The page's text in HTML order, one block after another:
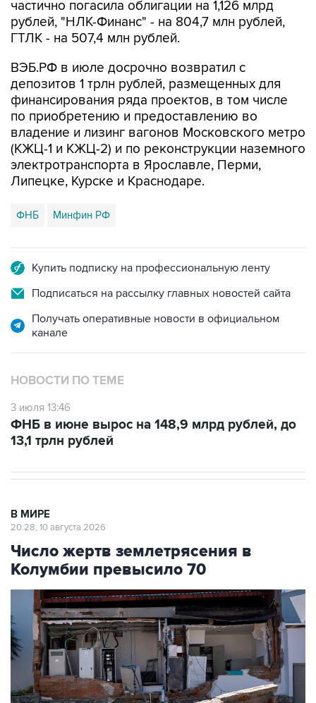
частично погасила облигации на 1,126 млрд
рублей, "НЛК-Финанс" - на 804,7 млн рублей,
ГТЛК - на 507,4 млн рублей.
ВЭБ.РФ в июле досрочно возвратил с
депозитов 1 трлн рублей, размещенных для
финансирования ряда проектов, в том числе
по приобретению и предоставлению во
владение и лизинг вагонов Московского метро
(КЖЦ-1 и КЖЦ-2) и по реконструкции наземного
электротранспорта в Ярославле, Перми,
Липецке, Курске и Краснодаре.
ФНБ Минфин РФ
Купить подписку на профессиональную ленту
Подписаться на рассылку главных новостей сайта
Получать оперативные новости в официальном
канале
НОВОСТИ ПО ТЕМЕ
3 июля 13:46
ФНБ в июне вырос на 148,9 млрд рублей, до
13,1 трлн рублей
В МИРЕ
20:28, 10 августа 2026
Число жертв землетрясения в
Колумбии превысило 70